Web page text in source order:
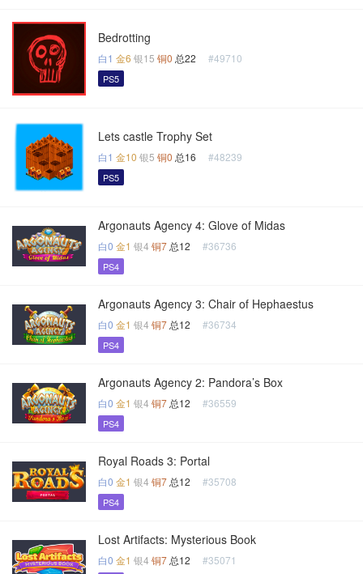
Bedrotting
白1 金6 银15 铜0 总22 #49710
PS5
Lets castle Trophy Set
白1 金10 银5 铜0 总16 #48239
PS5
Argonauts Agency 4: Glove of Midas
白0 金1 银4 铜7 总12 #36736
PS4
Argonauts Agency 3: Chair of Hephaestus
白0 金1 银4 铜7 总12 #36734
PS4
Argonauts Agency 2: Pandora’s Box
白0 金1 银4 铜7 总12 #36559
PS4
Royal Roads 3: Portal
白0 金1 银4 铜7 总12 #35708
PS4
Lost Artifacts: Mysterious Book
白0 金1 银4 铜7 总12 #35071